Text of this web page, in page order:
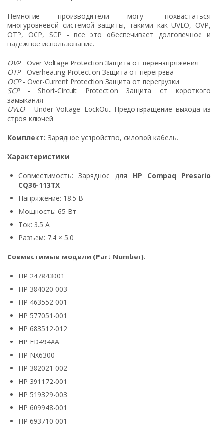
Немногие производители могут похвастаться
многуровневой системой защиты, такими как UVLO, OVP,
OTP, OCP, SCP - все это обеспечивает долговечное и
надежное использование.
OVP- Over-Voltage Protection Защита от перенапряжения
OTP- Overheating Protection Защита от перегрева
OCP- Over-Current Protection Защита от перегрузки
SCP- Short-Circuit Protection Защита от короткого
замыкания
UVLO- Under Voltage LockOut Предотвращение выхода из
строя ключей
Комплект: Зарядное устройство, силовой кабель.
Характеристики
Совместимость: Зарядное для HP Compaq Presario
CQ36-113TX
Напряжение: 18.5 В
Мощность: 65 Вт
Ток: 3.5 А
Разъем: 7.4 × 5.0
Совместимые модели (Part Number):
HP 247843001
HP 384020-003
HP 463552-001
HP 577051-001
HP 683512-012
HP ED494AA
HP NX6300
HP 382021-002
HP 391172-001
HP 519329-003
HP 609948-001
HP 693710-001